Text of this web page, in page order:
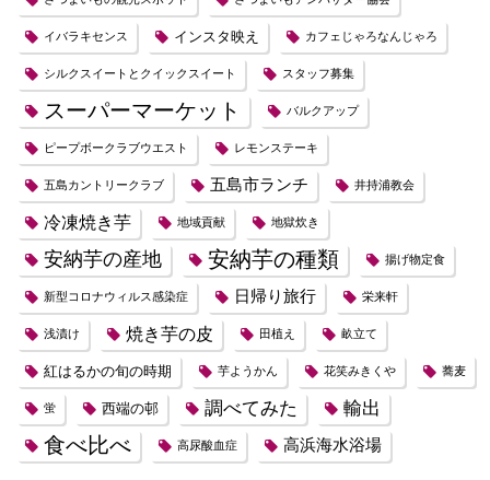
イバラキセンス インスタ映え カフェじゃろなんじゃろ
シルクスイートとクイックスイート スタッフ募集
スーパーマーケット バルクアップ
ピープボークラブウエスト レモンステーキ
五島カントリークラブ 五島市ランチ 井持浦教会
冷凍焼き芋 地域貢献 地獄炊き
安納芋の産地 安納芋の種類 揚げ物定食
新型コロナウィルス感染症 日帰り旅行 栄来軒
浅漬け 焼き芋の皮 田植え 畝立て
紅はるかの旬の時期 芋ようかん 花笑みきくや 蕎麦
蛍 西端の邨 調べてみた 輸出
食べ比べ 高尿酸血症 高浜海水浴場